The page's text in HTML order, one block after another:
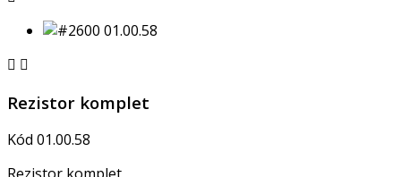
 
Rezistor komplet
Kód 01.00.58